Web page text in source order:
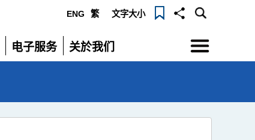
ENG 繁 文字大小
电子服务
展
关於我们
展
选
单